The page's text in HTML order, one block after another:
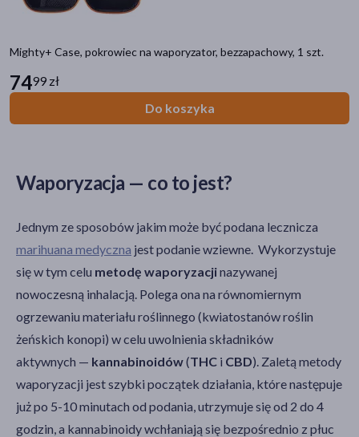
Mighty+ Case, pokrowiec na waporyzator, bezzapachowy, 1 szt.
7499 zł
Do koszyka
Waporyzacja — co to jest?
Jednym ze sposobów jakim może być podana lecznicza
marihuana medyczna jest podanie wziewne. Wykorzystuje
się w tym celu metodę waporyzacjinazywanej
nowoczesną inhalacją. Polega ona na równomiernym
ogrzewaniu materiału roślinnego (kwiatostanów roślin
żeńskich konopi) w celu uwolnienia składników
aktywnych — kannabinoidów(THC i CBD). Zaletą metody
waporyzacji jest szybki początek działania, które następuje
już po 5-10 minutach od podania, utrzymuje się od 2 do 4
godzin, a kannabinoidy wchłaniają się bezpośrednio z płuc